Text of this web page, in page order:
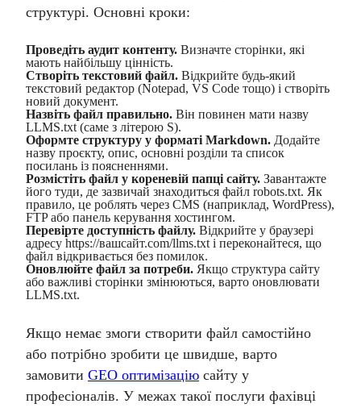
структурі. Основні кроки:
Проведіть аудит контенту. Визначте сторінки, які
мають найбільшу цінність.
Створіть текстовий файл. Відкрийте будь-який
текстовий редактор (Notepad, VS Code тощо) і створіть
новий документ.
Назвіть файл правильно. Він повинен мати назву
LLMS.txt (саме з літерою S).
Оформте структуру у форматі Markdown. Додайте
назву проєкту, опис, основні розділи та список
посилань із поясненнями.
Розмістіть файл у кореневій папці сайту. Завантажте
його туди, де зазвичай знаходиться файл robots.txt. Як
правило, це роблять через CMS (наприклад, WordPress),
FTP або панель керування хостингом.
Перевірте доступність файлу. Відкрийте у браузері
адресу https://вашсайт.com/llms.txt і переконайтеся, що
файл відкривається без помилок.
Оновлюйте файл за потреби. Якщо структура сайту
або важливі сторінки змінюються, варто оновлювати
LLMS.txt.
Якщо немає змоги створити файл самостійно
або потрібно зробити це швидше, варто
замовити GEO оптимізацію сайту у
професіоналів. У межах такої послуги фахівці